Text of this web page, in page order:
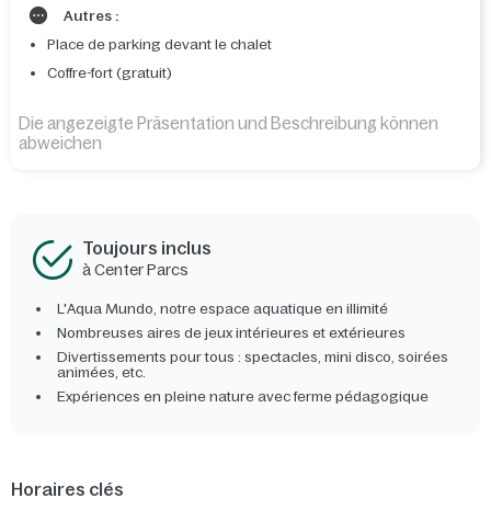
Autres :
Place de parking devant le chalet
Coffre-fort (gratuit)
Die angezeigte Präsentation und Beschreibung können
abweichen
Toujours inclus
à Center Parcs
L'Aqua Mundo, notre espace aquatique en illimité
Nombreuses aires de jeux intérieures et extérieures
Divertissements pour tous : spectacles, mini disco, soirées
animées, etc.
Expériences en pleine nature avec ferme pédagogique
Horaires clés